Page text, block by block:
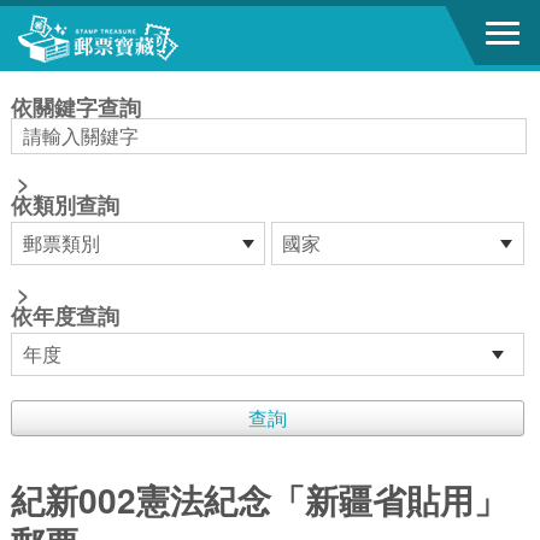
跳到主要內容區塊
依關鍵字查詢
>
依類別查詢
>
依年度查詢
紀新002憲法紀念「新疆省貼用」